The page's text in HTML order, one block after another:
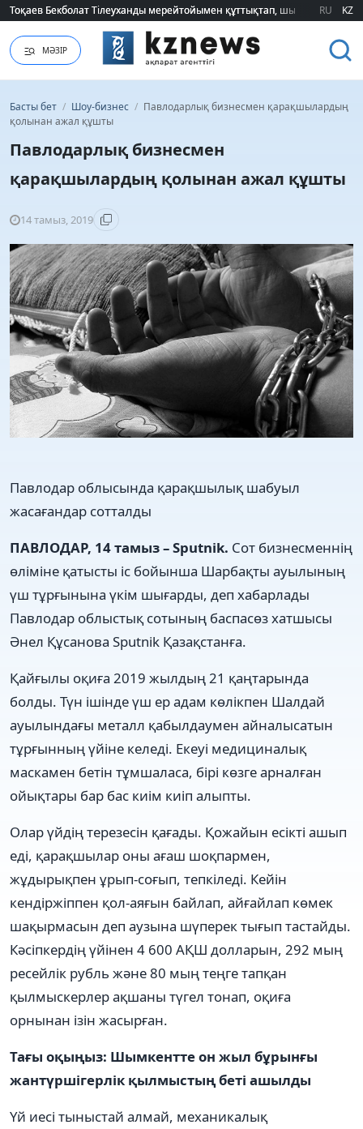
Тоқаев Бекболат Тілеуханды мерейтойымен құттықтап, шығармашылық
Тоқаев Бекболат Тілеуханды мерейтойымен құттықтап, шығармашылық
RU KZ
МӘЗІР
Басты бет / Шоу-бизнес / Павлодарлық бизнесмен қарақшылардың
қолынан ажал құшты
Павлодарлық бизнесмен
қарақшылардың қолынан ажал құшты
14 тамыз, 2019
Павлодар облысында қарақшылық шабуыл
жасағандар сотталды
ПАВЛОДАР, 14 тамыз – Sputnik. Сот бизнесменнің
өліміне қатысты іс бойынша Шарбақты ауылының
үш тұрғынына үкім шығарды, деп хабарлады
Павлодар облыстық сотының баспасөз хатшысы
Әнел Құсанова Sputnik Қазақстанға.
Қайғылы оқиға 2019 жылдың 21 қаңтарында
болды. Түн ішінде үш ер адам көлікпен Шалдай
ауылындағы металл қабылдаумен айналысатын
тұрғынның үйіне келеді. Екеуі медициналық
маскамен бетін тұмшаласа, бірі көзге арналған
ойықтары бар бас киім киіп алыпты.
Олар үйдің терезесін қағады. Қожайын есікті ашып
еді, қарақшылар оны ағаш шоқпармен,
жұдырықпен ұрып-соғып, тепкіледі. Кейін
кендіржіппен қол-аяғын байлап, айғайлап көмек
шақырмасын деп аузына шүперек тығып тастайды.
Кәсіпкердің үйінен 4 600 АҚШ долларын, 292 мың
ресейлік рубль және 80 мың теңге тапқан
қылмыскерлер ақшаны түгел тонап, оқиға
орнынан ізін жасырған.
Тағы оқыңыз: Шымкентте он жыл бұрынғы
жантүршігерлік қылмыстың беті ашылды
Үй иесі тыныстай алмай, механикалық